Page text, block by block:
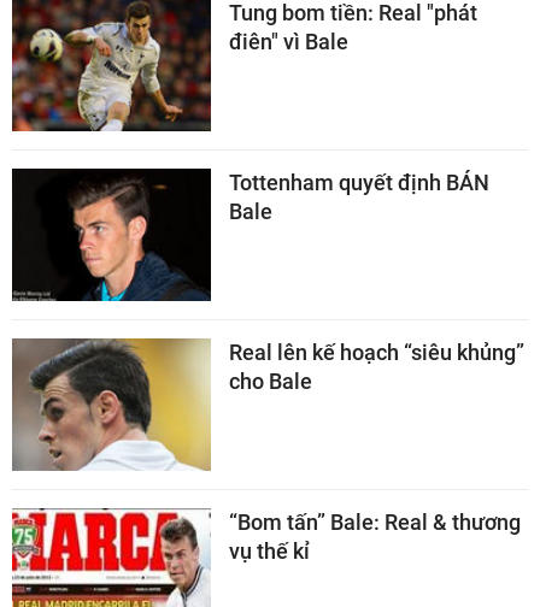
Tung bom tiền: Real "phát
điên" vì Bale
Tottenham quyết định BÁN
Bale
Real lên kế hoạch “siêu khủng”
cho Bale
“Bom tấn” Bale: Real & thương
vụ thế kỉ